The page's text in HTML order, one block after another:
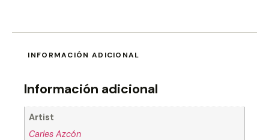
INFORMACIÓN ADICIONAL
Información adicional
Artist
Carles Azcón